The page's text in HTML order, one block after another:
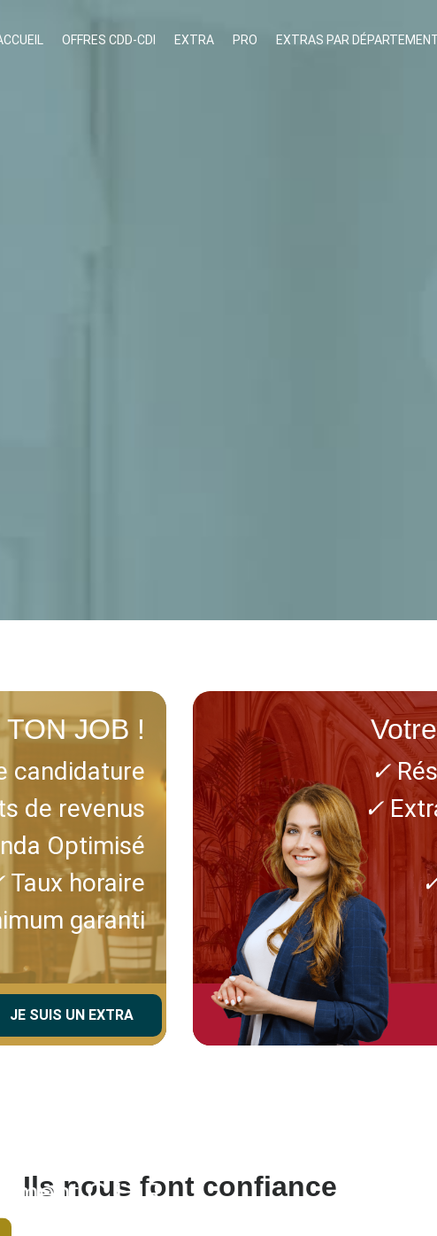
OFFRES CDD-CDI EXTRA PRO EXTRAS PAR
C.H.R
JE SUIS UN EXTRA
JOB !
candidature
de revenus
Optimisé
Taux horaire
garanti
✓
✓
Ils nous font confiance